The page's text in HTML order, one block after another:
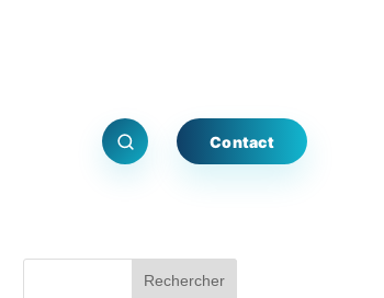
Contact
Rechercher